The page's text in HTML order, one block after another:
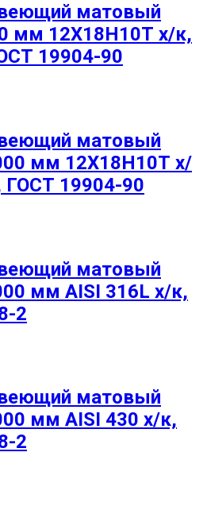
матовый
мм 12Х18Н10Т х/к,
19904-90
матовый
мм 12Х18Н10Т х/
19904-90
матовый
мм AISI 316L х/к,
2
матовый
мм AISI 430 х/к,
2